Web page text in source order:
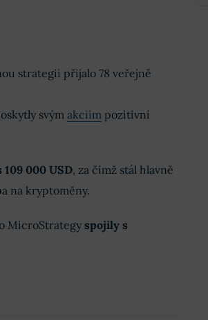
strategii přijalo 78 veřejně
svým akciímpozitivní
109 000 USD, za čímž stál hlavně
na kryptoměny.
MicroStrategy spojily s